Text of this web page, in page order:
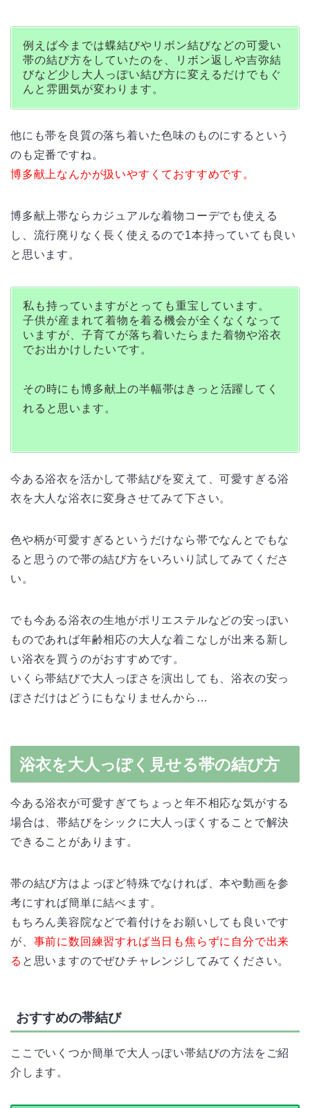
例えば今までは蝶結びやリボン結びなどの可愛い
帯の結び方をしていたのを、リボン返しや吉弥結
びなど少し大人っぽい結び方に変えるだけでもぐ
んと雰囲気が変わります。
他にも帯を良質の落ち着いた色味のものにするという
のも定番ですね。
博多献上なんかが扱いやすくておすすめです。
博多献上帯ならカジュアルな着物コーデでも使える
し、流行廃りなく長く使えるので1本持っていても良い
と思います。
私も持っていますがとっても重宝しています。
子供が産まれて着物を着る機会が全くなくなって
いますが、子育てが落ち着いたらまた着物や浴衣
でお出かけしたいです。
その時にも博多献上の半幅帯はきっと活躍してく
れると思います。
今ある浴衣を活かして帯結びを変えて、可愛すぎる浴
衣を大人な浴衣に変身させてみて下さい。
色や柄が可愛すぎるというだけなら帯でなんとでもな
ると思うので帯の結び方をいろいり試してみてくださ
い。
でも今ある浴衣の生地がポリエステルなどの安っぽい
ものであれば年齢相応の大人な着こなしが出来る新し
い浴衣を買うのがおすすめです。
いくら帯結びで大人っぽさを演出しても、浴衣の安っ
ぽさだけはどうにもなりませんから…
浴衣を大人っぽく見せる帯の結び方
今ある浴衣が可愛すぎてちょっと年不相応な気がする
場合は、帯結びをシックに大人っぽくすることで解決
できることがあります。
帯の結び方はよっぽど特殊でなければ、本や動画を参
考にすれば簡単に結べます。
もちろん美容院などで着付けをお願いしても良いです
が、 事前に数回練習すれば当日も焦らずに自分で出来
る と思いますのでぜひチャレンジしてみてください。
おすすめの帯結び
ここでいくつか簡単で大人っぽい帯結びの方法をご紹
介します。